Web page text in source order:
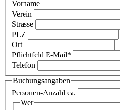
Vorname
Verein
Strasse
PLZ
Ort
Pflichtfeld E-Mail*
Telefon
Buchungsangaben
Personen-Anzahl ca.
Wer